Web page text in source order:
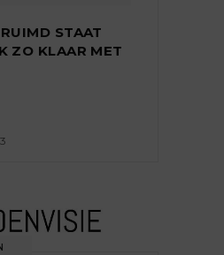
STAAT
ZO KLAAR MET